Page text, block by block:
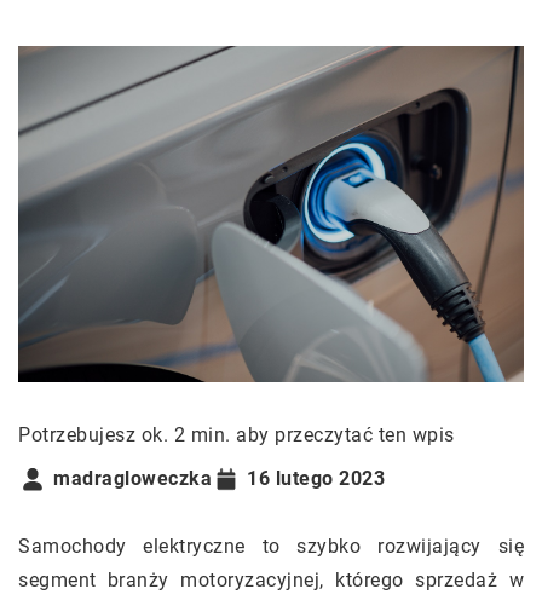
Potrzebujesz ok. 2 min. aby przeczytać ten wpis
madragloweczka
16 lutego 2023
Samochody elektryczne to szybko rozwijający się
segment branży motoryzacyjnej, którego sprzedaż w